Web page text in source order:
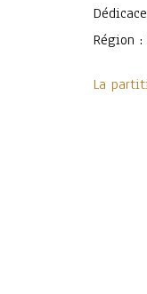
Région :
La